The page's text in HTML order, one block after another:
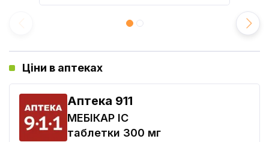
Ціни в аптеках
Aптека 911
МЕБІКАР ІС
таблетки 300 мг